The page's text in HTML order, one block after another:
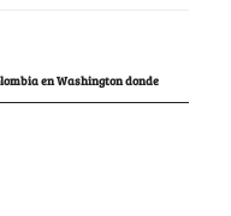
en Washington donde